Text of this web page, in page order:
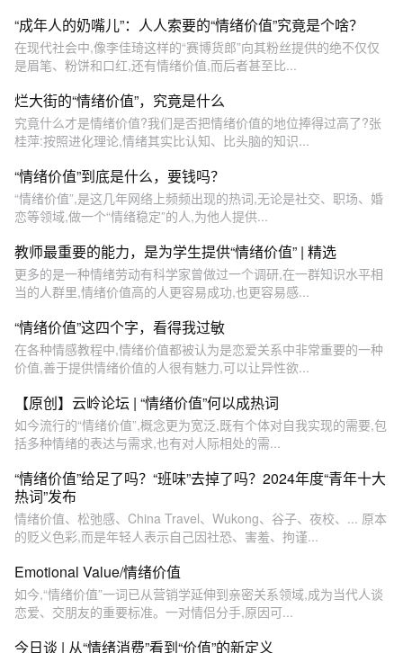
“成年人的奶嘴儿”：人人索要的“情绪价值”究竟是个啥？
在现代社会中,像李佳琦这样的“赛博货郎”向其粉丝提供的绝不仅仅
是眉笔、粉饼和口红,还有情绪价值,而后者甚至比...
烂大街的“情绪价值”，究竟是什么
究竟什么才是情绪价值?我们是否把情绪价值的地位捧得过高了?张
桂萍:按照进化理论,情绪其实比认知、比头脑的知识...
“情绪价值”到底是什么，要钱吗？
“情绪价值”,是这几年网络上频频出现的热词,无论是社交、职场、婚
恋等领域,做一个“情绪稳定”的人,为他人提供...
教师最重要的能力，是为学生提供“情绪价值” | 精选
更多的是一种情绪劳动有科学家曾做过一个调研,在一群知识水平相
当的人群里,情绪价值高的人更容易成功,也更容易感...
“情绪价值”这四个字，看得我过敏
在各种情感教程中,情绪价值都被认为是恋爱关系中非常重要的一种
价值,善于提供情绪价值的人很有魅力,可以让异性欲...
【原创】云岭论坛 | “情绪价值”何以成热词
如今流行的“情绪价值”,概念更为宽泛,既有个体对自我实现的需要,包
括多种情绪的表达与需求,也有对人际相处的需...
“情绪价值”给足了吗？“班味”去掉了吗？2024年度“青年十大
热词”发布
情绪价值、松弛感、China Travel、Wukong、谷子、夜校、... 原本
的贬义色彩,而是年轻人表示自己因社恐、害羞、拘谨...
Emotional Value/情绪价值
如今,“情绪价值”一词已从营销学延伸到亲密关系领域,成为当代人谈
恋爱、交朋友的重要标准。一对情侣分手,原因可...
今日谈 | 从“情绪消费”看到“价值”的新定义